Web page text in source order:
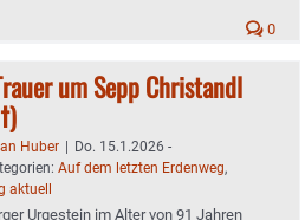
0
um Sepp Christandl
Huber | Do. 15.1.2026 -
Auf dem letzten Erdenweg,
aktuell
Urgestein im Alter von 91 Jahren